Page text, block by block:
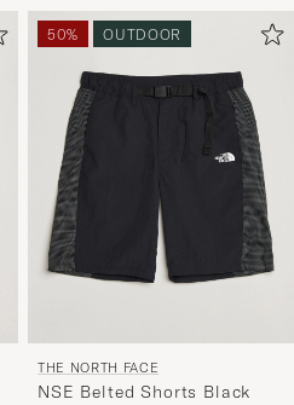
50% OUTDOOR
THE NORTH FACE
NSE Belted Shorts Black